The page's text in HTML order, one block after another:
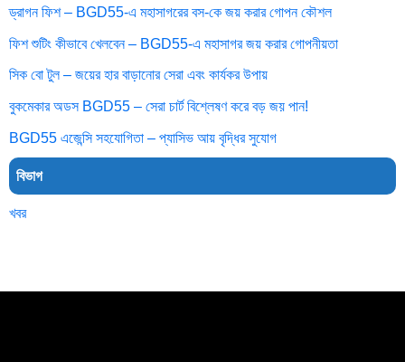
ড্রাগন ফিশ – BGD55-এ মহাসাগরের বস-কে জয় করার গোপন কৌশল
ফিশ শুটিং কীভাবে খেলবেন – BGD55-এ মহাসাগর জয় করার গোপনীয়তা
সিক বো টুল – জয়ের হার বাড়ানোর সেরা এবং কার্যকর উপায়
বুকমেকার অডস BGD55 – সেরা চার্ট বিশ্লেষণ করে বড় জয় পান!
BGD55 এজেন্সি সহযোগিতা – প্যাসিভ আয় বৃদ্ধির সুযোগ
বিভাগ
খবর